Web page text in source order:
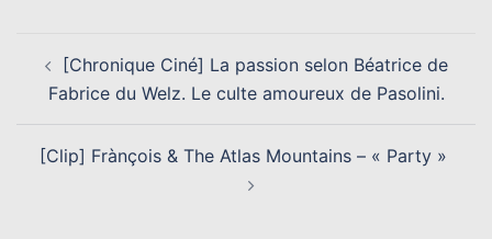
D’ARTICLE
[Chronique Ciné] La passion selon Béatrice de
Fabrice du Welz. Le culte amoureux de Pasolini.
[Clip] Frànçois & The Atlas Mountains – « Party »